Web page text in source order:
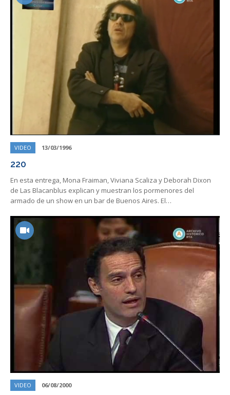
VIDEO 13/03/1996
220
En esta entrega, Mona Fraiman, ​​Viviana Scaliza y Deborah Dixon
de Las Blacanblus explican y muestran los pormenores del
armado de un show en un bar de Buenos Aires. El…
VIDEO 06/08/2000